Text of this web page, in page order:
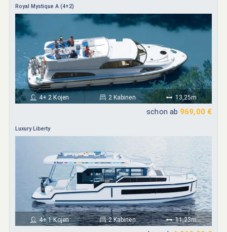
Royal Mystique A (4+2)
4+ 2 Kojen 2 Kabinen 13,25m
schon ab 969,00 €
Luxury Liberty
4+ 1 Kojen 2 Kabinen 11,23m